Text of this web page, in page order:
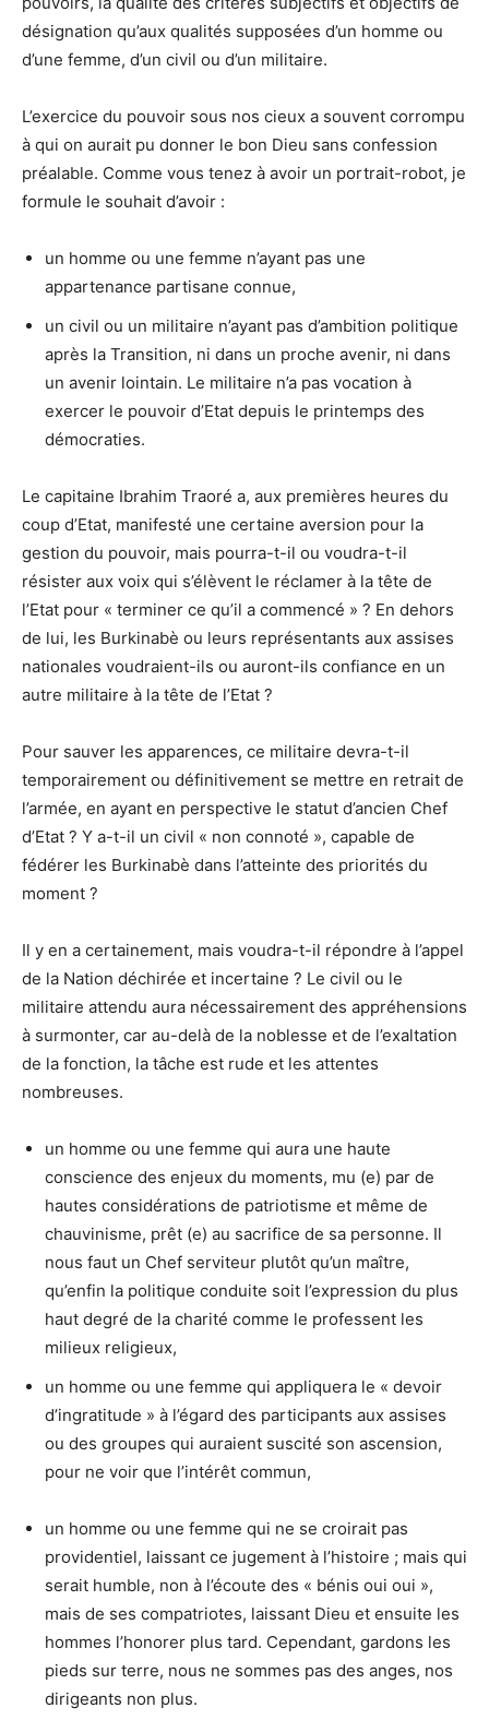
désignation qu’aux qualités supposées d’un homme ou
d’une femme, d’un civil ou d’un militaire.
L’exercice du pouvoir sous nos cieux a souvent corrompu
à qui on aurait pu donner le bon Dieu sans confession
préalable. Comme vous tenez à avoir un portrait-robot, je
formule le souhait d’avoir :
un homme ou une femme n’ayant pas une
appartenance partisane connue,
un civil ou un militaire n’ayant pas d’ambition politique
après la Transition, ni dans un proche avenir, ni dans
un avenir lointain. Le militaire n’a pas vocation à
exercer le pouvoir d’Etat depuis le printemps des
démocraties.
Le capitaine Ibrahim Traoré a, aux premières heures du
coup d’Etat, manifesté une certaine aversion pour la
gestion du pouvoir, mais pourra-t-il ou voudra-t-il
résister aux voix qui s’élèvent le réclamer à la tête de
l’Etat pour « terminer ce qu’il a commencé » ? En dehors
de lui, les Burkinabè ou leurs représentants aux assises
nationales voudraient-ils ou auront-ils confiance en un
autre militaire à la tête de l’Etat ?
Pour sauver les apparences, ce militaire devra-t-il
temporairement ou définitivement se mettre en retrait de
l’armée, en ayant en perspective le statut d’ancien Chef
d’Etat ? Y a-t-il un civil « non connoté », capable de
fédérer les Burkinabè dans l’atteinte des priorités du
moment ?
Il y en a certainement, mais voudra-t-il répondre à l’appel
de la Nation déchirée et incertaine ? Le civil ou le
militaire attendu aura nécessairement des appréhensions
à surmonter, car au-delà de la noblesse et de l’exaltation
de la fonction, la tâche est rude et les attentes
nombreuses.
un homme ou une femme qui aura une haute
conscience des enjeux du moments, mu (e) par de
hautes considérations de patriotisme et même de
chauvinisme, prêt (e) au sacrifice de sa personne. Il
nous faut un Chef serviteur plutôt qu’un maître,
qu’enfin la politique conduite soit l’expression du plus
haut degré de la charité comme le professent les
milieux religieux,
un homme ou une femme qui appliquera le « devoir
d’ingratitude » à l’égard des participants aux assises
ou des groupes qui auraient suscité son ascension,
pour ne voir que l’intérêt commun,
un homme ou une femme qui ne se croirait pas
providentiel, laissant ce jugement à l’histoire ; mais qui
serait humble, non à l’écoute des « bénis oui oui »,
mais de ses compatriotes, laissant Dieu et ensuite les
hommes l’honorer plus tard. Cependant, gardons les
pieds sur terre, nous ne sommes pas des anges, nos
dirigeants non plus.